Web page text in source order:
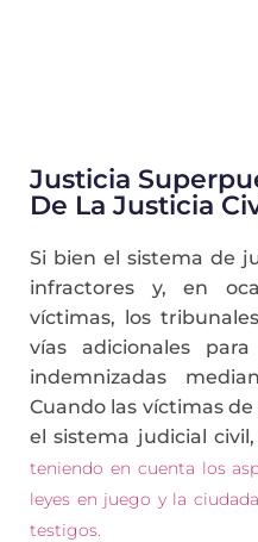
Justicia
De La Justicia
Si bien el sistema de
infractores y, en
víctimas, los
vías adicionales
indemnizadas
Cuando las víctimas
el sistema judicial civil,
teniendo en cuenta los
leyes en juego y la
testigos.